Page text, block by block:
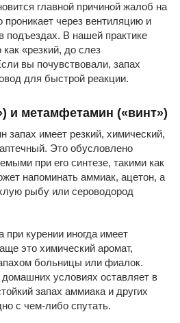
главной причиной жалоб на
проникает через вентиляцию и
подъездах. В нашей практике
«резкий, до слез
вы почувствовали, запах
для быстрой реакции.
и метамфетамин («винт»)
запах имеет резкий, химический,
Это обусловлено
при его синтезе, такими как
напоминать аммиак, ацетон, а
рыбу или сероводород
курении иногда имеет
это химический аромат,
больницы или фиалок.
условиях оставляет в
запах аммиака и других
с чем-либо спутать.